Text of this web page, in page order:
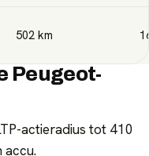
502 km
Peugeot-
actieradius tot 410
accu.